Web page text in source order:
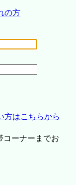
の方
方はこちらから
コーナーまでお